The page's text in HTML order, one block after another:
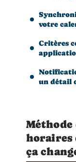
votre
Critères
un détail
Méthode
horaires
ça